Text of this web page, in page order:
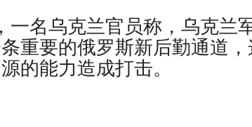
一名乌克兰官员称，乌克兰
重要的俄罗斯新后勤通道
的能力造成打击。